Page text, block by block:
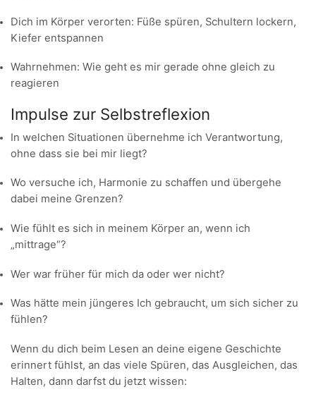
Dich im Körper verorten: Füße spüren, Schultern lockern,
Kiefer entspannen
Wahrnehmen: Wie geht es mir gerade ohne gleich zu
reagieren
Impulse zur Selbstreflexion
In welchen Situationen übernehme ich Verantwortung,
ohne dass sie bei mir liegt?
Wo versuche ich, Harmonie zu schaffen und übergehe
dabei meine Grenzen?
Wie fühlt es sich in meinem Körper an, wenn ich
„mittrage“?
Wer war früher für mich da oder wer nicht?
Was hätte mein jüngeres Ich gebraucht, um sich sicher zu
fühlen?
Wenn du dich beim Lesen an deine eigene Geschichte
erinnert fühlst, an das viele Spüren, das Ausgleichen, das
Halten, dann darfst du jetzt wissen: